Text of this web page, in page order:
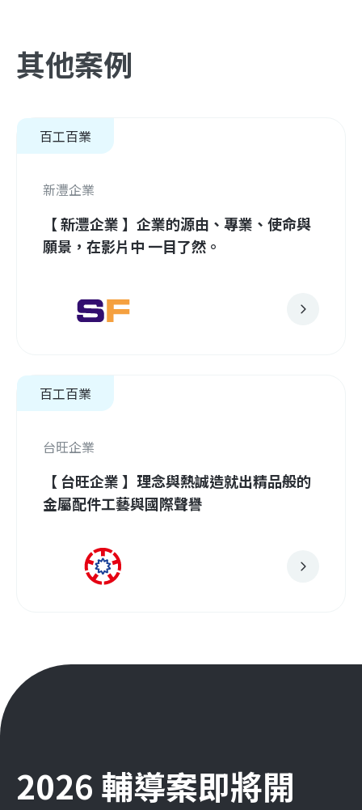
其他案例
百工百業
新灃企業
【 新灃企業 】企業的源由、專業、使命與
願景，在影片中 一目了然。
百工百業
台旺企業
【 台旺企業 】理念與熱誠造就出精品般的
金屬配件工藝與國際聲譽
2026 輔導案即將開